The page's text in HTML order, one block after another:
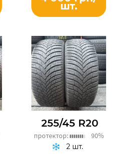
шт.
255/45 R20
протектор: 90%
2 шт.